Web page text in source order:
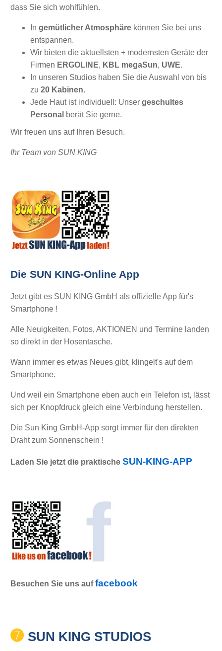
dass Sie sich wohlfühlen.
In gemütlicher Atmosphäre können Sie bei uns
entspannen.
Wir bieten die aktuellsten + modernsten Geräte der
Firmen ERGOLINE, KBL megaSun, UWE.
In unseren Studios haben Sie die Auswahl von bis
zu 20 Kabinen.
Jede Haut ist individuell: Unser geschultes
Personal berät Sie gerne.
Wir freuen uns auf Ihren Besuch.
Ihr Team von SUN KING
Die SUN KING-Online App
Jetzt gibt es SUN KING GmbH als offizielle App für's
Smartphone !
Alle Neuigkeiten, Fotos, AKTIONEN und Termine landen
so direkt in der Hosentasche.
Wann immer es etwas Neues gibt, klingelt's auf dem
Smartphone.
Und weil ein Smartphone eben auch ein Telefon ist, lässt
sich per Knopfdruck gleich eine Verbindung herstellen.
Die Sun King GmbH-App sorgt immer für den direkten
Draht zum Sonnenschein !
Laden Sie jetzt die praktische SUN-KING-APP
Besuchen Sie uns auffacebook
➐ SUN KING STUDIOS